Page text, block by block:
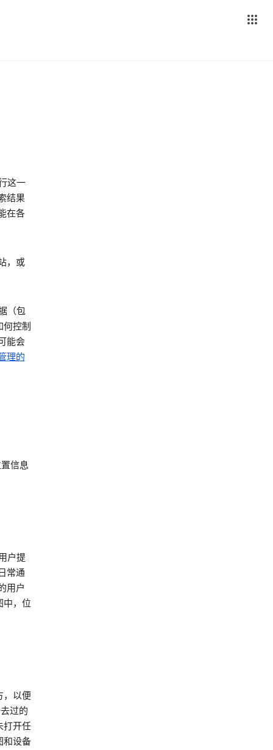
这一
结果
在各
，或
（包
控制
能会
理的
信息
户提
常通
用户
中，位
，以便
过的
打开任
和设备